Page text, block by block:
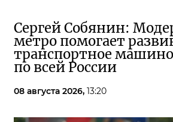
Сергей Собянин:
метро помогает
транспортное
по всей России
08 августа 2026, 13:20